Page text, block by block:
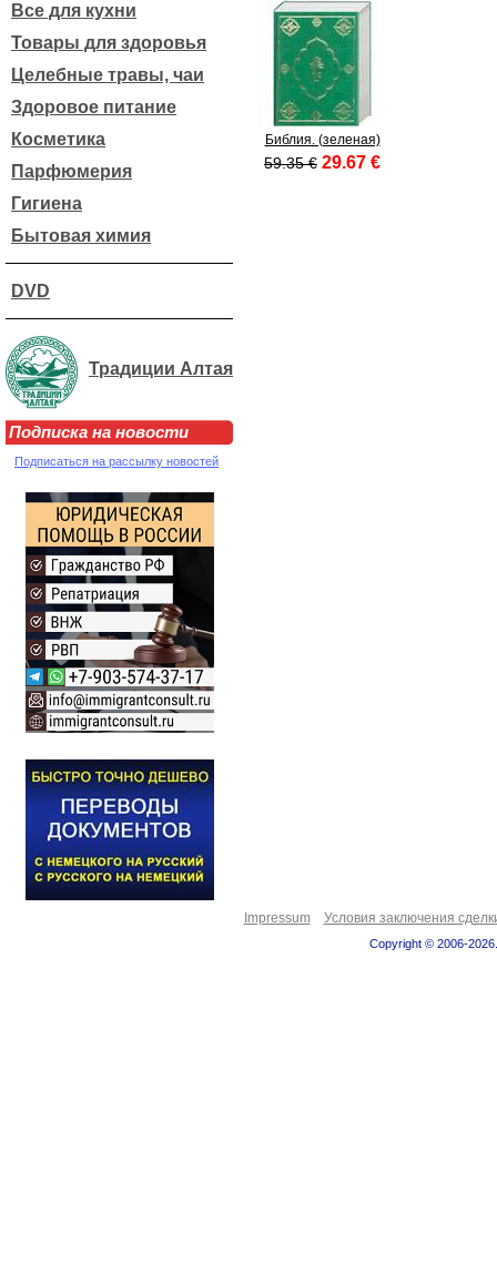
Все для кухни
Товары для здоровья
Целебные травы, чаи
Здоровое питание
Косметика
Парфюмерия
Гигиена
Бытовая химия
DVD
Традиции Алтая
Подписка на новости
Подписаться на рассылку новостей
Библия. (зеленая)
59.35 € 29.67 €
Impressum Условия заключения
Copyright © 2006-